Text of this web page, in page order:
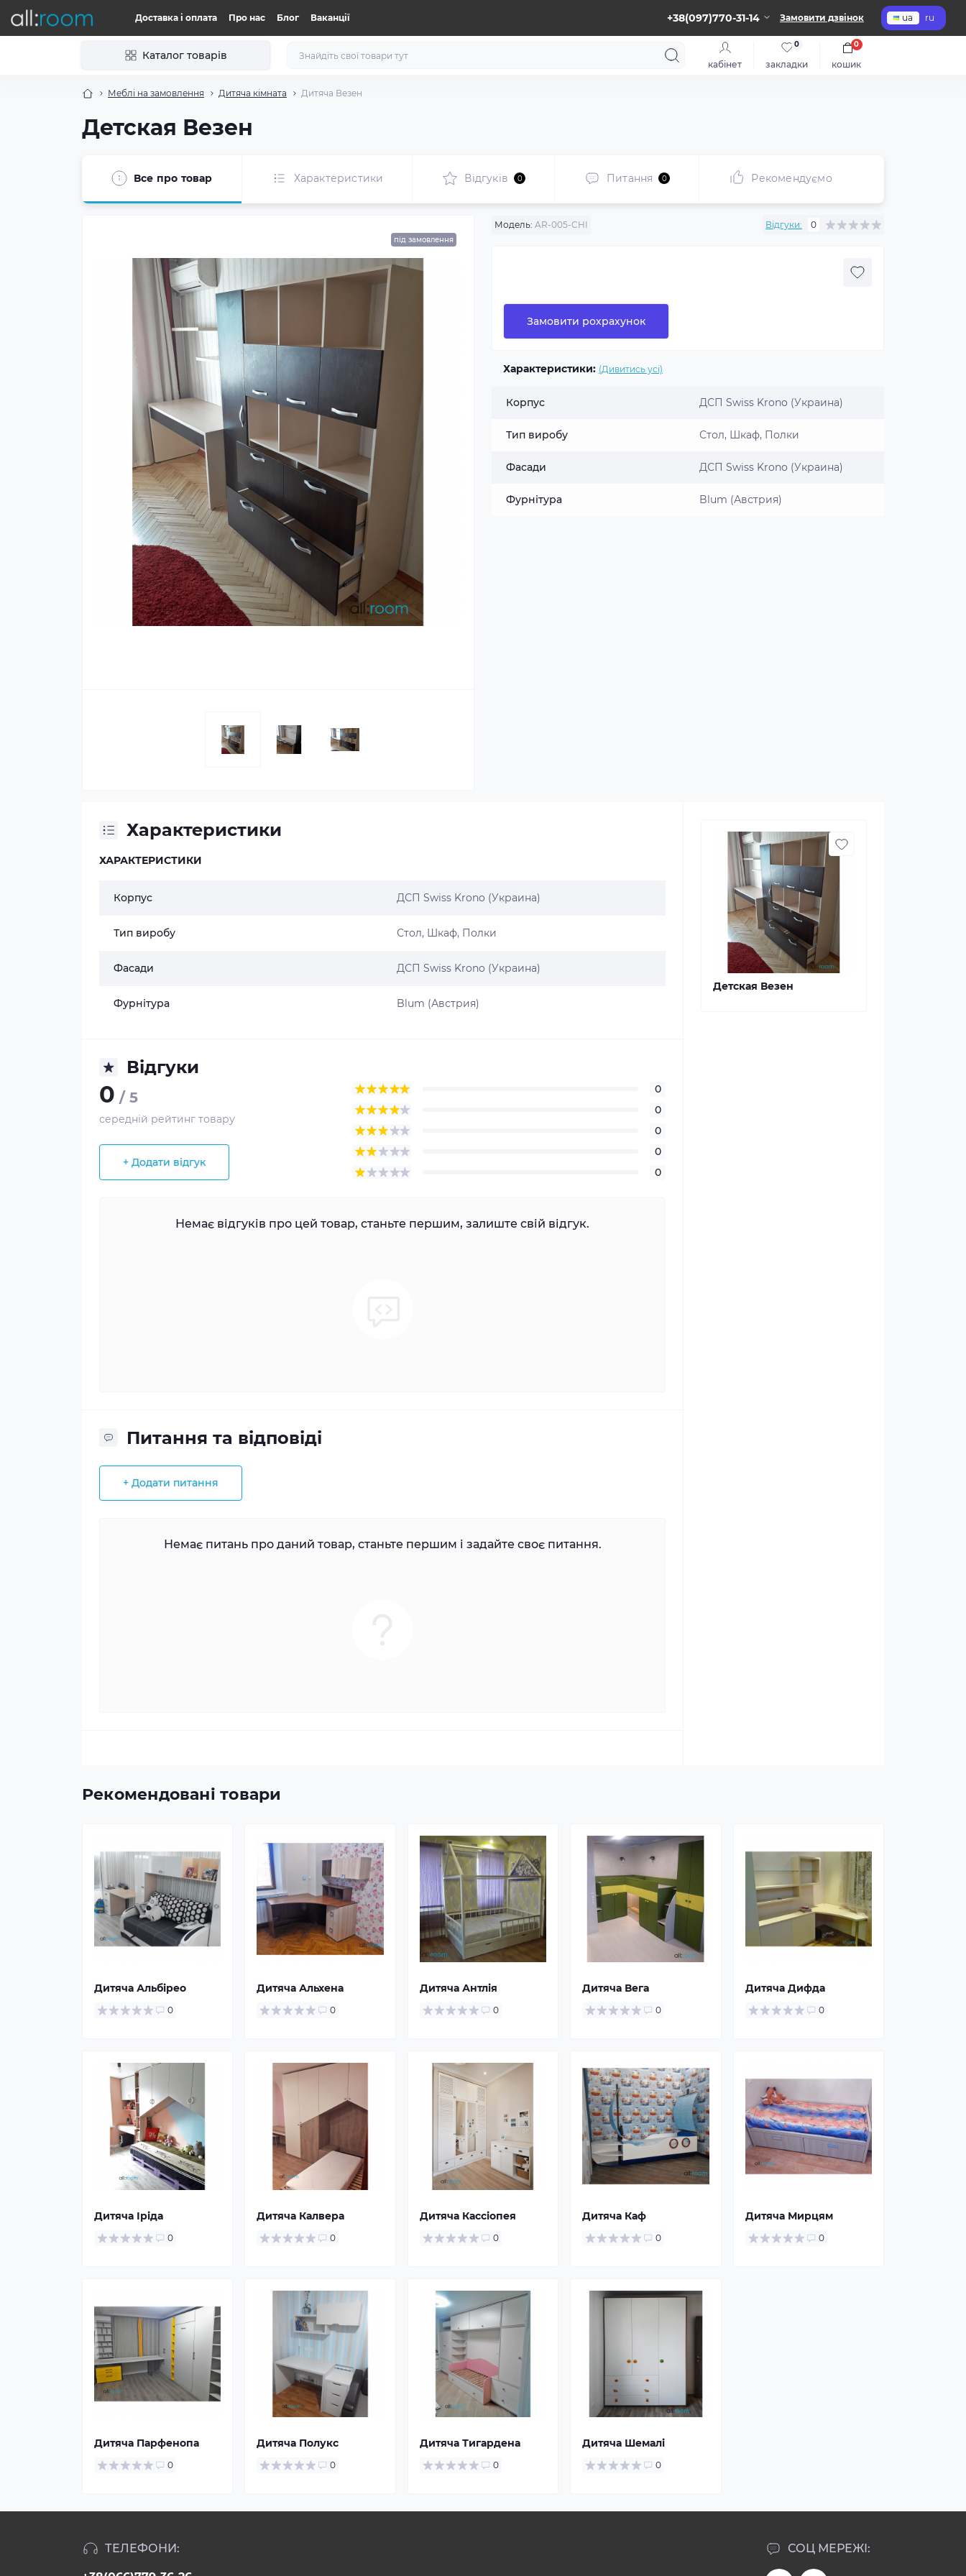
Доставка і оплата Про нас Блог Ваканції +38(097)770-31-14 Замовити дзвінок ua ru
Каталог товарів
кабінет закладки
0
кошик
0
Меблі на замовлення Дитяча кімната Дитяча Везен
Детская Везен
Все про товар Характеристики Відгуків 0 Питання 0 Рекомендуємо
під замовлення
Модель: AR-005-CHI Відгуки: 0
Замовити рохрахунок
Характеристики: (Дивитись усі)
Корпус ДСП Swiss Krono (Украина)
Тип виробу Стол, Шкаф, Полки
Фасади ДСП Swiss Krono (Украина)
Фурнітура Blum (Австрия)
Характеристики
ХАРАКТЕРИСТИКИ
Корпус ДСП Swiss Krono (Украина)
Тип виробу Стол, Шкаф, Полки
Фасади ДСП Swiss Krono (Украина)
Фурнітура Blum (Австрия)
Відгуки
0 / 5
середній рейтинг товару
+ Додати відгук
0
0
0
0
0
Немає відгуків про цей товар, станьте першим, залиште свій відгук.
Питання та відповіді
+ Додати питання
Немає питань про даний товар, станьте першим і задайте своє питання.
Детская Везен
Рекомендовані товари
Дитяча Альбірео
0
Дитяча Альхена
0
Дитяча Антлія
0
Дитяча Вега
0
Дитяча Дифда
0
Дитяча Іріда
0
Дитяча Калвера
0
Дитяча Кассіопея
0
Дитяча Каф
0
Дитяча Мирцям
0
Дитяча Парфенопа
0
Дитяча Полукс
0
Дитяча Тигардена
0
Дитяча Шемалі
0
ТЕЛЕФОНИ: СОЦ МЕРЕЖІ: